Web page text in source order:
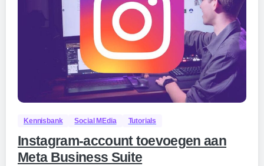
Kennisbank Social MEdia Tutorials
Instagram-account toevoegen aan
Meta Business Suite